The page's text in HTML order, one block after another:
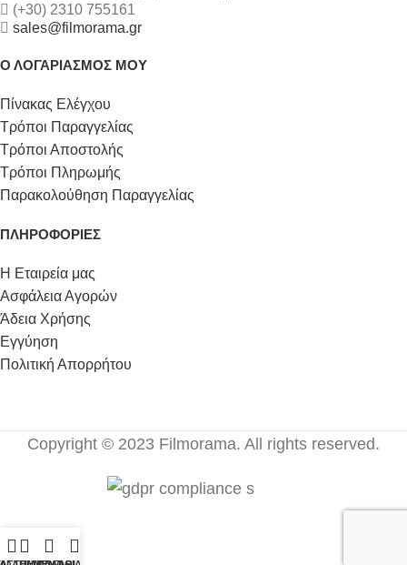
(+30) 2310 755161
sales@filmorama.gr
Ο ΛΟΓΑΡΙΑΣΜΟΣ ΜΟΥ
Πίνακας Ελέγχου
Τρόποι Παραγγελίας
Τρόποι Αποστολής
Τρόποι Πληρωμής
Παρακολούθηση Παραγγελίας
ΠΛΗΡΟΦΟΡΙΕΣ
Η Εταιρεία μας
Ασφάλεια Αγορών
Άδεια Χρήσης
Εγγύηση
Πολιτική Απορρήτου
Copyright © 2023 Filmorama. All rights reserved.